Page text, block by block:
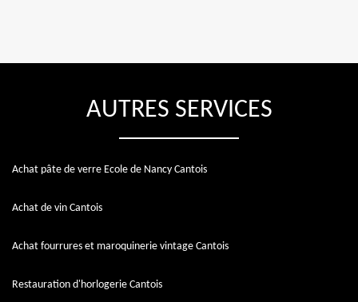
AUTRES SERVICES
Achat pâte de verre Ecole de Nancy Cantois
Achat de vin Cantois
Achat fourrures et maroquinerie vintage Cantois
Restauration d'horlogerie Cantois